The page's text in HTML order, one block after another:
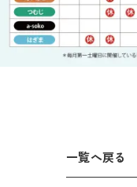
一覧へ戻る